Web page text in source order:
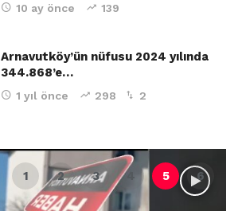
10 ay önce 139
Arnavutköy’ün nüfusu 2024 yılında
344.868’e…
1 yıl önce 298 2